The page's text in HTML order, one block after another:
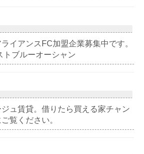
イアンスFC加盟企業募集中です。
トブルーオーシャン
ュ賃貸。借りたら買える家チャン
覧ください。